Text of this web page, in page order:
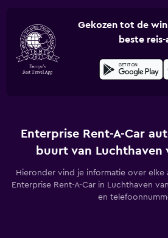
Gekozen tot de
beste
Enterprise Rent-A-Car
buurt van Luchthaven
Hieronder vind je informatie over elke
Enterprise Rent-A-Car in Luchthaven
en